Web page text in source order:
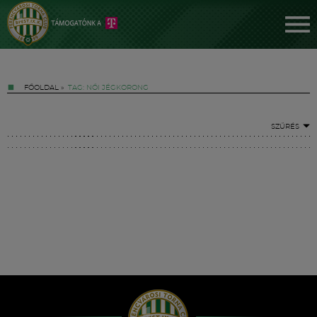
FŐOLDAL » TAG: NŐI JÉGKORONG
SZŰRÉS
Hírek